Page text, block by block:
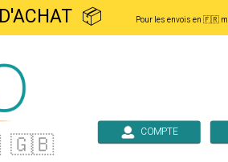
D'ACHAT 📦 Pour les envois en 🇫🇷
🇬🇧 COMPTE